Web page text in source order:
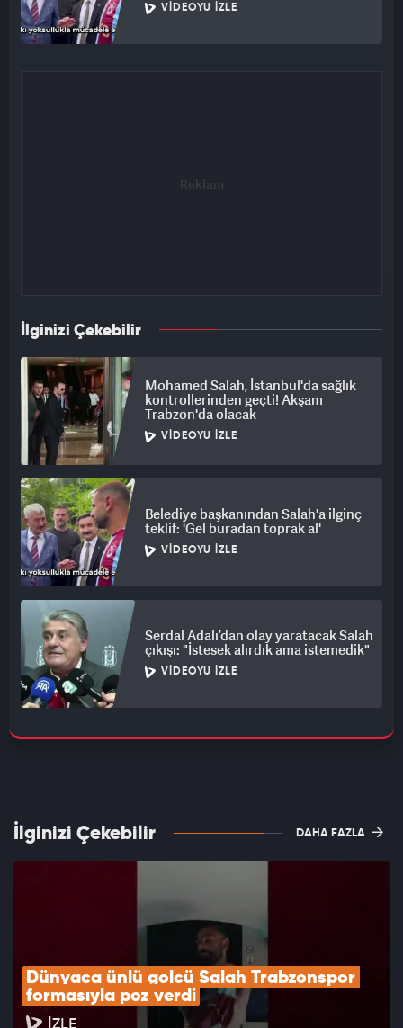
VIDEOYU İZLE
İlginizi Çekebilir
Mohamed Salah, İstanbul'da sağlık
kontrollerinden geçti! Akşam
Trabzon'da olacak
VIDEOYU İZLE
Belediye başkanından Salah'a ilginç
teklif: 'Gel buradan toprak al'
VIDEOYU İZLE
Serdal Adalı’dan olay yaratacak Salah
çıkışı: "İstesek alırdık ama istemedik"
VIDEOYU İZLE
İlginizi Çekebilir DAHA FAZLA
Dünyaca ünlü golcü Salah Trabzonspor
formasıyla poz verdi
İZLE